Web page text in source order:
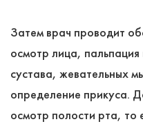
Затем врач проводит
осмотр лица,
сустава, жевательных
определение прикуса.
осмотр полости рта, то